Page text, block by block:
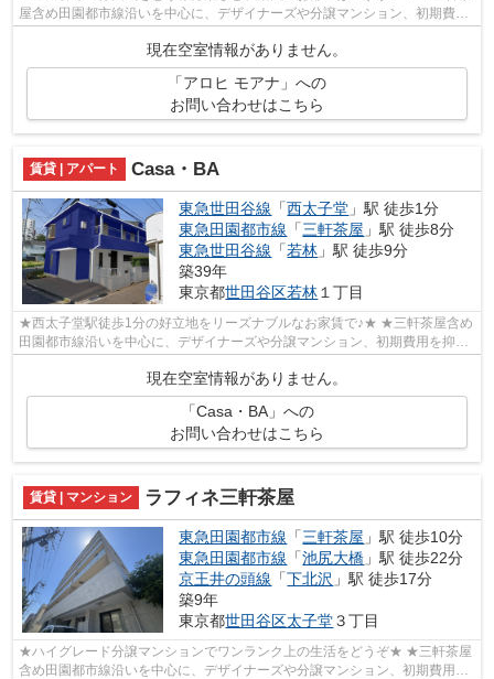
屋含め田園都市線沿いを中心に、デザイナーズや分譲マンション、初期費用
現在空室情報がありません。
「アロヒ モアナ」への
お問い合わせはこちら
賃貸 | アパート Casa・BA
東急世田谷線 「西太子堂 」駅 徒歩1分
東急田園都市線 「三軒茶屋 」駅 徒歩8分
東急世田谷線 「若林 」駅 徒歩9分
築39年
東京都世田谷区若林１丁目
★西太子堂駅徒歩1分の好立地をリーズナブルなお家賃で♪★ ★三軒茶屋含め
田園都市線沿いを中心に、デザイナーズや分譲マンション、初期費用を抑え
た部屋探しはぜひ当社にお任せください♪...
現在空室情報がありません。
「Casa・BA」への
お問い合わせはこちら
賃貸 | マンション ラフィネ三軒茶屋
東急田園都市線 「三軒茶屋 」駅 徒歩10分
東急田園都市線 「池尻大橋 」駅 徒歩22分
京王井の頭線 「下北沢 」駅 徒歩17分
築9年
東京都世田谷区太子堂３丁目
★ハイグレード分譲マンションでワンランク上の生活をどうぞ★ ★三軒茶屋
含め田園都市線沿いを中心に、デザイナーズや分譲マンション、初期費用を